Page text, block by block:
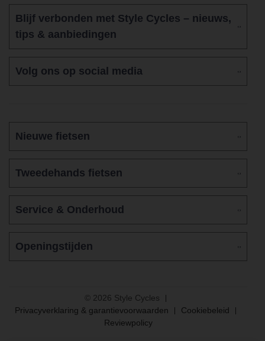
Blijf verbonden met Style Cycles – nieuws,
tips & aanbiedingen
Volg ons op social media
Nieuwe fietsen
Tweedehands fietsen
Service & Onderhoud
Openingstijden
© 2026 Style Cycles
Privacyverklaring & garantievoorwaarden
Cookiebeleid
Reviewpolicy